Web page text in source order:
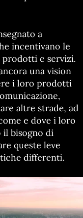
a
incentivano le
e servizi.
una vision
i loro prodotti
altre strade, ad
e dove i loro
il bisogno di
queste leve
differenti.